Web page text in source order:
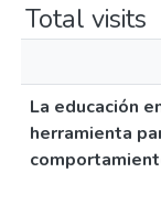
Total visits
La educación
herramienta